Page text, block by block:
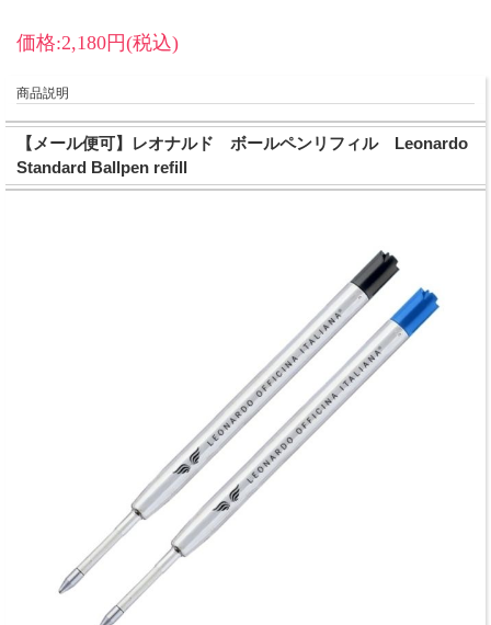
価格:2,180円(税込)
商品説明
【メール便可】レオナルド ボールペンリフィル Leonardo
Standard Ballpen refill